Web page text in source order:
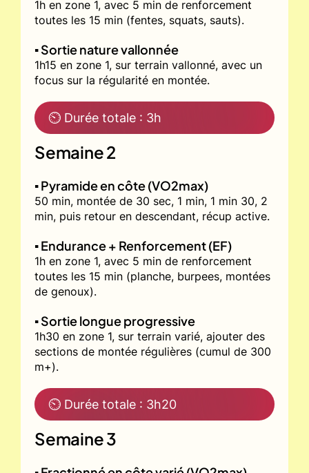
1h en zone 1, avec 5 min de renforcement
toutes les 15 min (fentes, squats, sauts).
▪️ Sortie nature vallonnée
1h15 en zone 1, sur terrain vallonné, avec un
focus sur la régularité en montée.
⏲ Durée totale : 3h
Semaine 2
▪️ Pyramide en côte (VO2max)
50 min, montée de 30 sec, 1 min, 1 min 30, 2
min, puis retour en descendant, récup active.
▪️ Endurance + Renforcement (EF)
1h en zone 1, avec 5 min de renforcement
toutes les 15 min (planche, burpees, montées
de genoux).
▪️ Sortie longue progressive
1h30 en zone 1, sur terrain varié, ajouter des
sections de montée régulières (cumul de 300
m+).
⏲ Durée totale : 3h20
Semaine 3